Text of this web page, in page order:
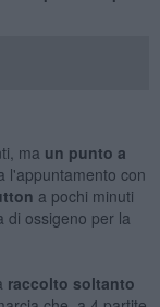
ma un punto a
l'appuntamento con
a pochi minuti
di ossigeno per la
raccolto soltanto